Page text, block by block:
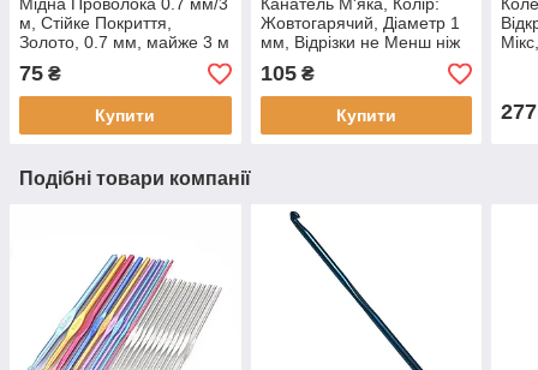
Мідна Проволока 0.7 мм/3
м, Стійке Покриття,
Золото, 0.7 мм, майже 3 м
(1 котушка)
75 ₴
Купити
Канатель М'яка, Колір:
Жовтогарячий, Діаметр 1
мм, Відрізки не Менш ніж
15 см, приблизно 650
см/(10 г)
105₴
Купити 277
Подібні товари компанії